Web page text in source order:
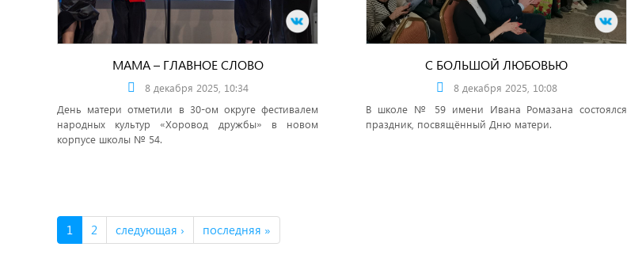
МАМА – ГЛАВНОЕ СЛОВО
8 декабря 2025, 10:34
День матери отметили в 30-ом округе фестивалем
народных культур «Хоровод дружбы» в новом
корпусе школы № 54.
С БОЛЬШОЙ ЛЮБОВЬЮ
8 декабря 2025, 10:08
В школе № 59 имени Ивана Ромазана состоялся
праздник, посвящённый Дню матери.
1 2 следующая › последняя »